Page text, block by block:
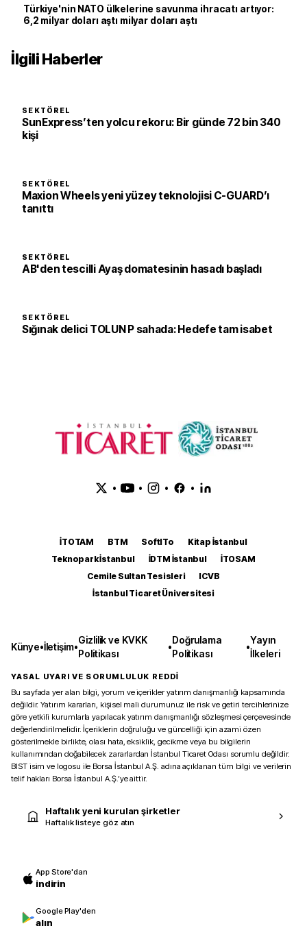
Türkiye'nin NATO ülkelerine savunma ihracatı artıyor:
6,2 milyar doları aştı milyar doları aştı
İlgili Haberler
SEKTÖREL
SunExpress’ten yolcu rekoru: Bir günde 72 bin 340
kişi
SEKTÖREL
Maxion Wheels yeni yüzey teknolojisi C-GUARD’ı
tanıttı
SEKTÖREL
AB'den tescilli Ayaş domatesinin hasadı başladı
SEKTÖREL
Sığınak delici TOLUN P sahada: Hedefe tam isabet
• • • •
İTOTAM BTM SoftITo
Kitap İstanbul
Teknopark İstanbul
İDTM İstanbul
İTOSAM
Cemile Sultan Tesisleri
ICVB
İstanbul Ticaret Üniversitesi
Künye•İletişim•
Gizlilik ve KVKK
Politikası
•
Doğrulama
Politikası
•
Yayın
İlkeleri
YASAL UYARI VE SORUMLULUK REDDİ
Bu sayfada yer alan bilgi, yorum ve içerikler yatırım danışmanlığı kapsamında
değildir. Yatırım kararları, kişisel mali durumunuz ile risk ve getiri tercihlerinize
göre yetkili kurumlarla yapılacak yatırım danışmanlığı sözleşmesi çerçevesinde
değerlendirilmelidir. İçeriklerin doğruluğu ve güncelliği için azami özen
gösterilmekle birlikte, olası hata, eksiklik, gecikme veya bu bilgilerin
kullanımından doğabilecek zararlardan İstanbul Ticaret Odası sorumlu değildir.
BIST isim ve logosu ile Borsa İstanbul A.Ş. adına açıklanan tüm bilgi ve verilerin
telif hakları Borsa İstanbul A.Ş.’ye aittir.
Haftalık yeni kurulan şirketler
Haftalık listeye göz atın
App Store'dan
indirin
Google Play'den
alın